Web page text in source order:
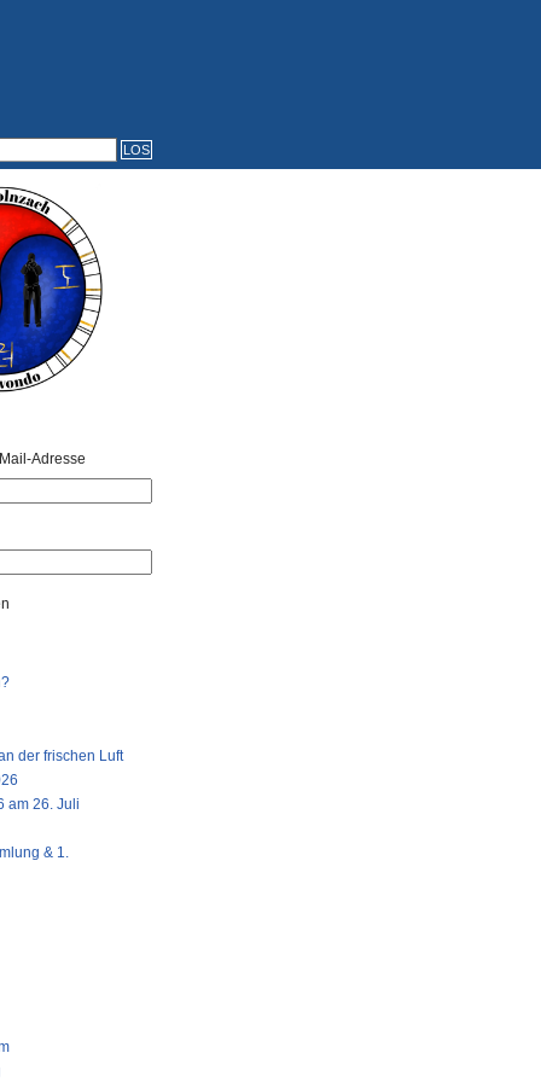
Adresse
der frischen Luft
am 26. Juli
& 1.